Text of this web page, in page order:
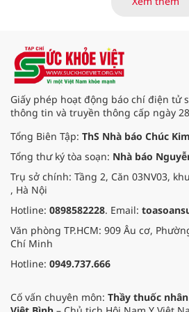
chủ đề
Giấy phép hoạt động báo chí điện tử
thông tin và truyền thông cấp ngày
Tổng Biên Tập: ThS Nhà báo Chúc
Tổng thư ký tòa soạn: Nhà báo
Trụ sở chính: Tầng 2, Căn 03NV03,
, Hà Nội
Hotline: 0898582228. Email:
Văn phòng TP.HCM: 909 Âu cơ,
Chí Minh
Hotline: 0949.737.666
Cố vấn chuyên môn: Thầy thuốc